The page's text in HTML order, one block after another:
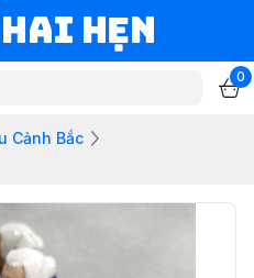
Hai Hẹn
0
Cảnh Bắc